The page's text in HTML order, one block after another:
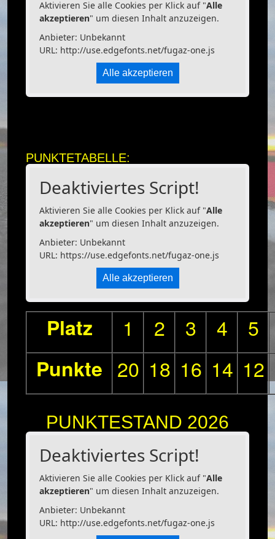
Aktivieren Sie alle Cookies per Klick auf "Alle
akzeptieren" um diesen Inhalt anzuzeigen.
Anbieter: Unbekannt
URL: http://use.edgefonts.net/fugaz-one.js
Alle akzeptieren
PUNKTETABELLE:
Deaktiviertes Script!
Aktivieren Sie alle Cookies per Klick auf "Alle
akzeptieren" um diesen Inhalt anzuzeigen.
Anbieter: Unbekannt
URL: https://use.edgefonts.net/fugaz-one.js
Alle akzeptieren
Platz 1 2 3 4
5
Punkte 20 18 16 14 12
PUNKTESTAND 2026
Deaktiviertes Script!
Aktivieren Sie alle Cookies per Klick auf "Alle
akzeptieren" um diesen Inhalt anzuzeigen.
Anbieter: Unbekannt
URL: http://use.edgefonts.net/fugaz-one.js